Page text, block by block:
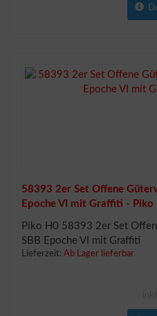
58393 2er Set Offene
Epoche VI mit Graffiti - Piko
Piko H0 58393 2er Set
SBB Epoche VI mit Graffiti
Lieferzeit: Ab Lager lieferbar